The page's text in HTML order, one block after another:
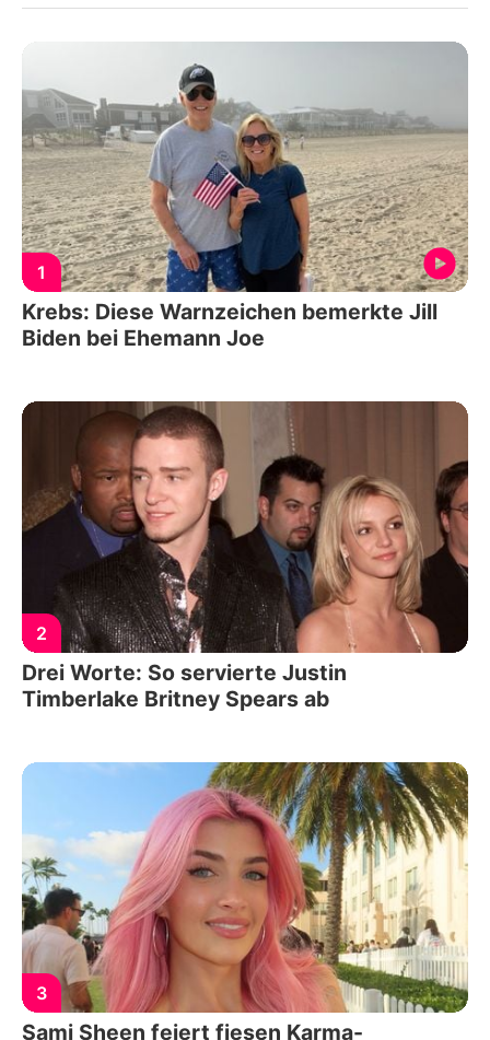
1
Krebs: Diese Warnzeichen bemerkte Jill
Biden bei Ehemann Joe
2
Drei Worte: So servierte Justin
Timberlake Britney Spears ab
3
Sami Sheen feiert fiesen Karma-